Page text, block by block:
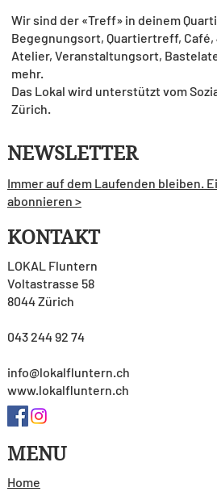
MENU
Home
KONTAKT
LOKAL Fluntern
Voltastrasse 58
8044 Zürich
043 244 92 74
info@lokalfluntern.ch
www.lokalfluntern.ch
Wir sind der «Treff» in deinem
Begegnungsort, Quartiertreff,
Atelier, Veranstaltungsort,
mehr.
Das Lokal wird unterstützt vom
Zürich.
NEWSLETTER
Immer auf dem Laufenden bleiben.
abonnieren >